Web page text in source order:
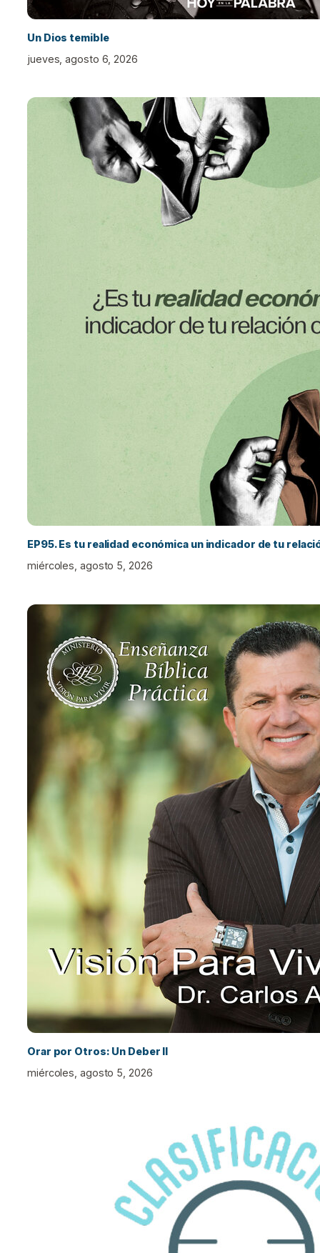
Un Dios temible
jueves, agosto 6, 2026
EP95. Es tu realidad económica un indicador de tu
miércoles, agosto 5, 2026
Orar por Otros: Un Deber II
miércoles, agosto 5, 2026